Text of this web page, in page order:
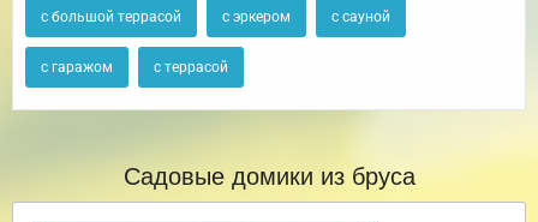
с большой террасой с эркером с сауной
с гаражом с террасой
Садовые домики из бруса